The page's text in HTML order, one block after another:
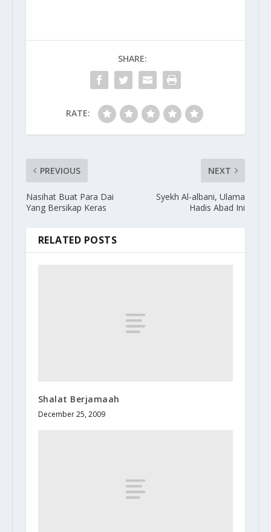
SHARE:
RATE:
PREVIOUS
Nasihat Buat Para Dai
Yang Bersikap Keras
NEXT
Syekh Al-albani, Ulama
Hadis Abad Ini
RELATED POSTS
Shalat Berjamaah
December 25, 2009